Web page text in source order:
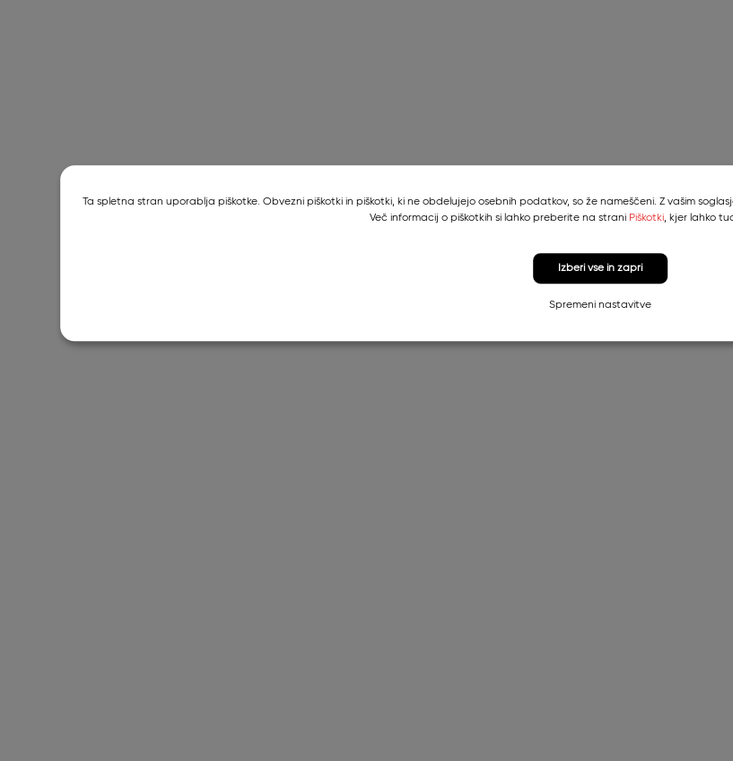
Ta spletna stran uporablja piškotke. Obvezni piškotki in piškotki, ki ne obdelujejo osebnih podatkov, so že nameščeni. Z vašim
Več informacij o piškotkih si lahko preberite na strani Piškotki, kjer lahko
Spremeni nastavitve
Izberi vse in zapri